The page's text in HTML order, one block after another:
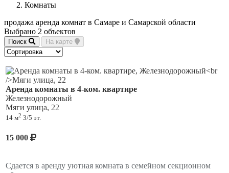
Комнаты
продажа аренда комнат в Самаре и Самарской области
Выбрано 2 объектов
Поиск На карте
Аренда комнаты в 4-ком. квартире
Железнодорожный
Мяги улица, 22
14 м2 3/5 эт.
15 000
Сдается в аренду уютная комната в семейном секционном